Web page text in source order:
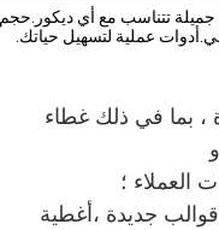
تتناسب مع أي
عملية لتسهيل حياتك.
غطاء
و
العملاء ؛
أغطية